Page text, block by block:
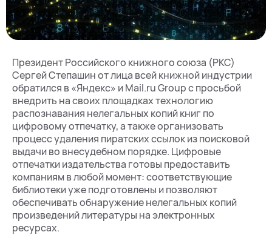
Президент Российского книжного союза (РКС)
Сергей Степашин от лица всей книжной индустрии
обратился в «Яндекс» и Mail.ru Group с просьбой
внедрить на своих площадках технологию
распознавания нелегальных копий книг по
цифровому отпечатку, а также организовать
процесс удаления пиратских ссылок из поисковой
выдачи во внесудебном порядке. Цифровые
отпечатки издательства готовы предоставить
компаниям в любой момент: соответствующие
библиотеки уже подготовлены и позволяют
обеспечивать обнаружение нелегальных копий
произведений литературы на электронных
ресурсах.